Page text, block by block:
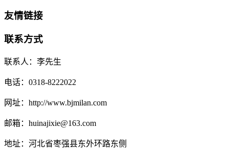
友情链接
联系方式
联系人：李先生
电话：0318-8222022
网址：http://www.bjmilan.com
邮箱：huinajixie@163.com
地址：河北省枣强县东外环路东侧